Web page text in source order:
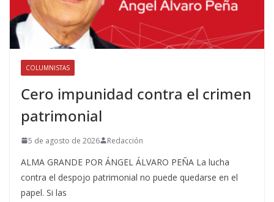
COLUMNISTAS
Cero impunidad contra el crimen
patrimonial
5 de agosto de 2026 Redacción
ALMA GRANDE POR ÁNGEL ÁLVARO PEÑA La lucha
contra el despojo patrimonial no puede quedarse en el
papel. Si las